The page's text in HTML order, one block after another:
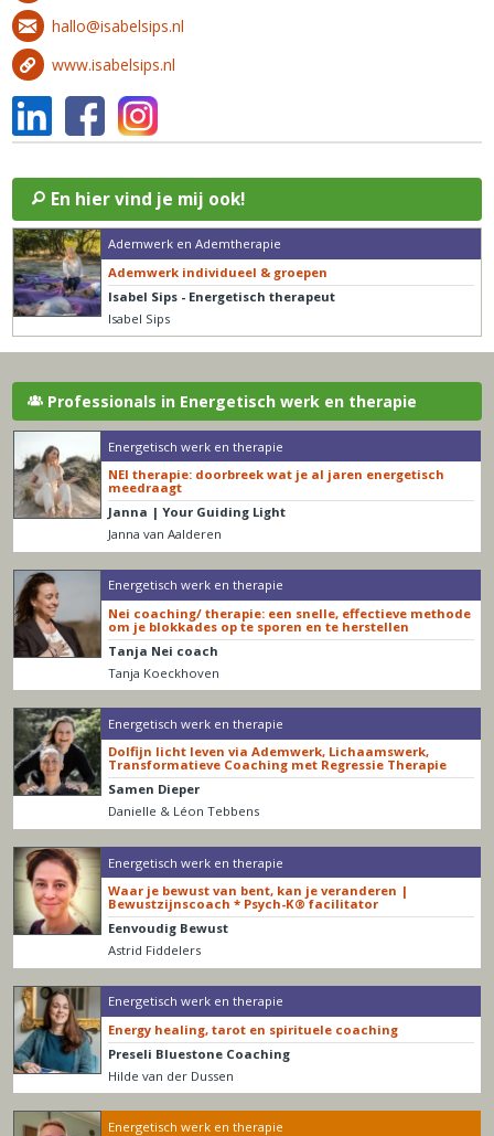
hallo@isabelsips.nl
www.isabelsips.nl
En hier vind je mij ook!
Ademwerk en Ademtherapie
Ademwerk individueel & groepen
Isabel Sips - Energetisch therapeut
Isabel Sips
Professionals in Energetisch werk en therapie
Energetisch werk en therapie
NEI therapie: doorbreek wat je al jaren energetisch
meedraagt
Janna | Your Guiding Light
Janna van Aalderen
Energetisch werk en therapie
Nei coaching/ therapie: een snelle, effectieve methode
om je blokkades op te sporen en te herstellen
Tanja Nei coach
Tanja Koeckhoven
Energetisch werk en therapie
Dolfijn licht leven via Ademwerk, Lichaamswerk,
Transformatieve Coaching met Regressie Therapie
Samen Dieper
Danielle & Léon Tebbens
Energetisch werk en therapie
Waar je bewust van bent, kan je veranderen |
Bewustzijnscoach * Psych-K® facilitator
Eenvoudig Bewust
Astrid Fiddelers
Energetisch werk en therapie
Energy healing, tarot en spirituele coaching
Preseli Bluestone Coaching
Hilde van der Dussen
Energetisch werk en therapie